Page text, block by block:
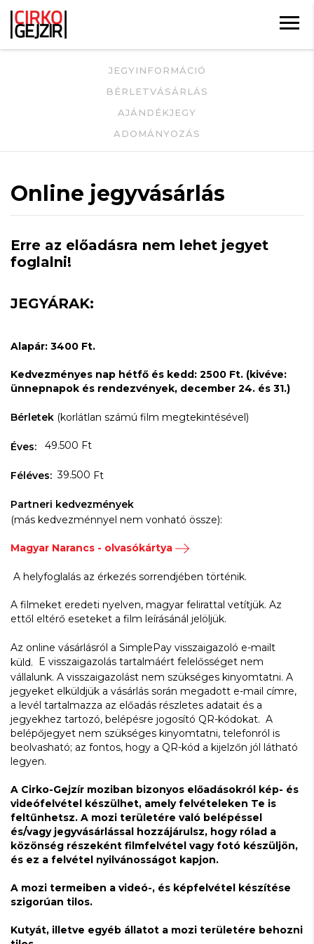
JEGYINFORMÁCIÓ
BÉRLETVÁSÁRLÁS
AJÁNDÉKJEGY
ADOMÁNYOZÁS
Online jegyvásárlás
Erre az előadásra nem lehet jegyet
foglalni!
JEGYÁRAK:
Alapár: 3400 Ft.
Kedvezményes nap hétfő és kedd: 2500 Ft. (kivéve:
ünnepnapok és rendezvények, december 24. és 31.)
Bérletek (korlátlan számú film megtekintésével)
Éves: 49.500 Ft
Féléves: 39.500 Ft
Partneri kedvezmények
(más kedvezménnyel nem vonható össze):
Magyar Narancs - olvasókártya
A helyfoglalás az érkezés sorrendjében történik.
A filmeket eredeti nyelven, magyar felirattal vetítjük. Az
ettől eltérő eseteket a film leírásánál jelöljük.
Az online vásárlásról a SimplePay visszaigazoló e-mailt
küld. E visszaigazolás tartalmáért felelősséget nem
vállalunk. A visszaigazolást nem szükséges kinyomtatni. A
jegyeket elküldjük a vásárlás során megadott e-mail címre,
a levél tartalmazza az előadás részletes adatait és a
jegyekhez tartozó, belépésre jogosító QR-kódokat. A
belépőjegyet nem szükséges kinyomtatni, telefonról is
beolvasható; az fontos, hogy a QR-kód a kijelzőn jól látható
legyen.
A Cirko-Gejzír moziban bizonyos előadásokról kép- és
videófelvétel készülhet, amely felvételeken Te is
feltűnhetsz. A mozi területére való belépéssel
és/vagy jegyvásárlással hozzájárulsz, hogy rólad a
közönség részeként filmfelvétel vagy fotó készüljön,
és ez a felvétel nyilvánosságot kapjon.
A mozi termeiben a videó-, és képfelvétel készítése
szigorúan tilos.
Kutyát, illetve egyéb állatot a mozi területére behozni